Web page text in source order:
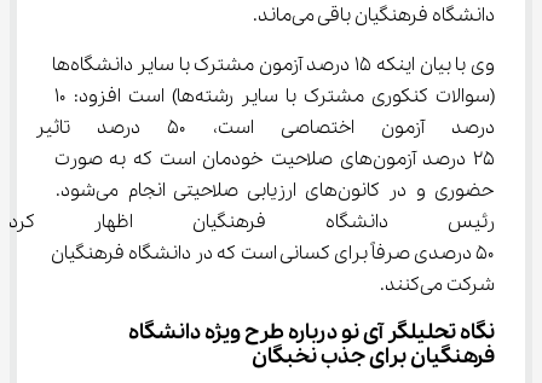
دانشگاه فرهنگیان باقی می‌ماند.
وی با بیان اینکه ۱۵ درصد آزمون مشترک با سایر دانشگاه‌ها
درصد آزمون اختصاصی است،
۲۵ درصد آزمون‌های صلاحیت خودمان است که به صورت
حضوری و در کانون‌های ارزیابی صلاحیتی انجام می‌شود.
رئیس دانشگاه فرهنگیان
۵۰ درصدی صرفاً برای کسانی است که در دانشگاه فرهنگیان
شرکت می‌کنند.
نگاه تحلیلگر آی نو درباره طرح ویژه دانشگاه
فرهنگیان برای جذب نخبگان